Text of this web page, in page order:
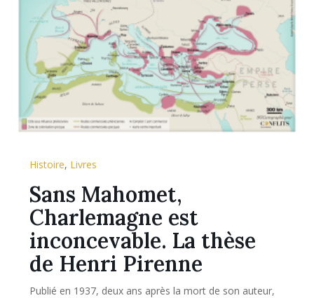
Histoire, Livres
Sans Mahomet,
Charlemagne est
inconcevable. La thèse
de Henri Pirenne
Publié en 1937, deux ans après la mort de son auteur,